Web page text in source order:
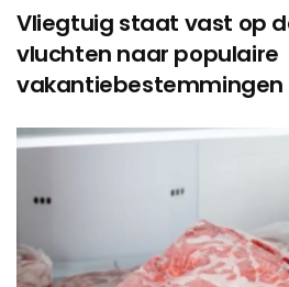
Vliegtuig staat vast op
vluchten naar populaire
vakantiebestemmingen